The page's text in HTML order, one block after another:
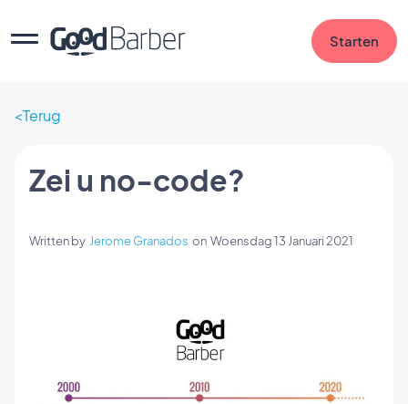
Starten
Terug
Zei u no-code?
Written by Jerome Granados on Woensdag 13 Januari 2021